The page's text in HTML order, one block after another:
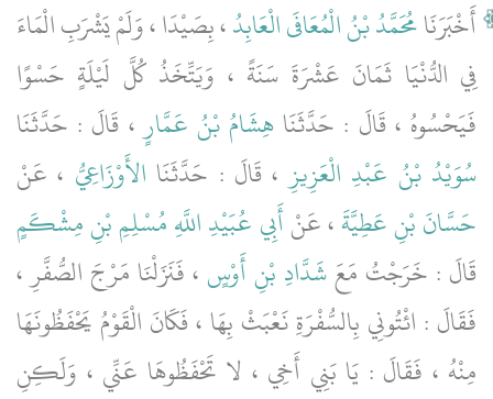
أَخْبَرَنَامُحَمَّدُ بْنُ الْمُعَافَى الْعَابِدُ، بِصَيْدَا ، وَلَمْ يَشْرَبِ الْمَاءَ
فِي الدُّنْيَا ثَمَانَ عَشْرَةَ سَنَةً ، وَيَتِّخَذُ كُلَّ لَيْلَةٍ حَسْوًا
فَيَحْسُوهُ ، قَالَ : حَدَّثَنَاهِشَامُ بْنُ عَمَّارٍ ، قَالَ : حَدَّثَنَا
سُوَيْدُ بْنُ عَبْدِ الْعَزِيزِ ، قَالَ : حَدَّثَنَا الأَوْزَاعِيُّ ، عَنْ
حَسَّانَ بْنِ عَطِيَّةَ، عَنْأَبِي عُبَيْدِ اللَّهِ مُسْلِمِ بْنِ مِشْكَمٍ
قَالَ : خَرَجْتُ مَعَشَدَّادِ بْنِ أَوْسٍ ، فَنَزَلْنَا مَرْجَ الصُّفَّرِ ،
فَقَالَ : ائْتُونِي بِالسُّفْرَةِ نَعْبَثْ بِهَا ، فَكَانَ الْقَوْمُ يَحْفَظُونَهَا
مِنْهُ ، فَقَالَ : يَا بَنِي أَخِي ، لا تَحْفَظُوهَا عَنِّي ، وَلَكِنِ